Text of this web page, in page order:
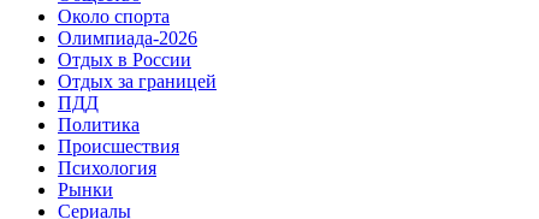
Около спорта
Олимпиада-2026
Отдых в России
Отдых за границей
ПДД
Политика
Происшествия
Психология
Рынки
Сериалы